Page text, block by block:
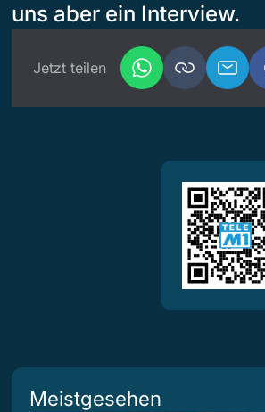
uns aber ein Interview.
Jetzt teilen
Meistgesehen